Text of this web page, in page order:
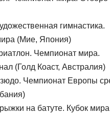
гимнастика.
(Мие, Япония)
Чемпионат мира.
(Голд Коаст, Австралия)
Чемпионат Европы
на батуте. Кубок мира